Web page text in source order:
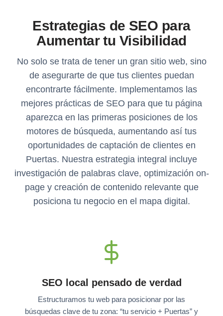
Estrategias de SEO para
Aumentar tu Visibilidad
No solo se trata de tener un gran sitio web, sino
de asegurarte de que tus clientes puedan
encontrarte fácilmente. Implementamos las
mejores prácticas de SEO para que tu página
aparezca en las primeras posiciones de los
motores de búsqueda, aumentando así tus
oportunidades de captación de clientes en
Puertas. Nuestra estrategia integral incluye
investigación de palabras clave, optimización on-
page y creación de contenido relevante que
posiciona tu negocio en el mapa digital.
SEO local pensado de verdad
Estructuramos tu web para posicionar por las
búsquedas clave de tu zona: “tu servicio + Puertas” y